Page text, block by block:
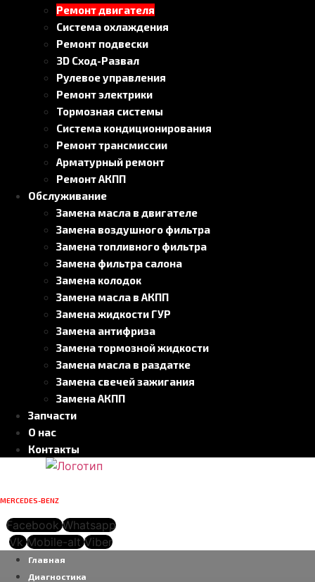
Ремонт двигателя
Система охлаждения
Ремонт подвески
3D Сход-Развал
Рулевое управления
Ремонт электрики
Тормозная системы
Система кондиционирования
Ремонт трансмиссии
Арматурный ремонт
Ремонт АКПП
Обслуживание
Замена масла в двигателе
Замена воздушного фильтра
Замена топливного фильтра
Замена фильтра салона
Замена колодок
Замена масла в АКПП
Замена жидкости ГУР
Замена антифриза
Замена тормозной жидкости
Замена масла в раздатке
Замена свечей зажигания
Замена АКПП
Запчасти
О нас
Контакты
MERCEDES-BENZ
Facebook Whatsapp
Vk Mobile-alt Viber
Главная
Диагностика